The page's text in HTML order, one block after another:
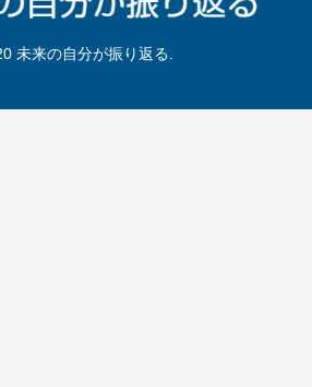
未来の自分が振り返る.